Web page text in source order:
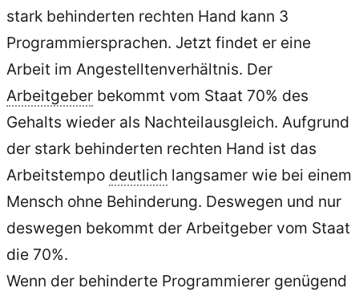
stark behinderten rechten Hand kann 3
Programmiersprachen. Jetzt findet er eine
Arbeit im Angestelltenverhältnis. Der
Arbeitgeber bekommt vom Staat 70% des
Gehalts wieder als Nachteilausgleich. Aufgrund
der stark behinderten rechten Hand ist das
Arbeitstempo deutlich langsamer wie bei einem
Mensch ohne Behinderung. Deswegen und nur
deswegen bekommt der Arbeitgeber vom Staat
die 70%.
Wenn der behinderte Programmierer genügend